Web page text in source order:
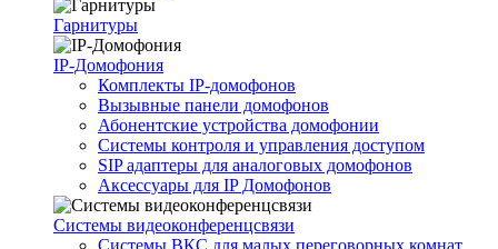
Гарнитуры
IP-Домофония
Комплекты IP-домофонов
Вызывные панели домофонов
Абонентские устройства домофонии
Системы контроля и управления доступом
SIP адаптеры для аналоговых домофонов
Аксессуары для IP Домофонов
Системы видеоконференцсвязи
Системы ВКС для малых переговорных комнат